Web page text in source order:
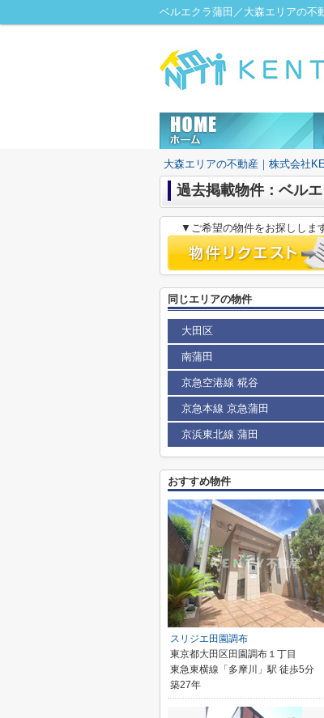
ベルエクラ蒲田／大森エリアの不
大森エリアの不動産｜株式会社
過去掲載物件：ベルエ
▼ご希望の物件をお探ししま
同じエリアの物件
大田区
南蒲田
京急空港線 糀谷
京急本線 京急蒲田
京浜東北線 蒲田
おすすめ物件
スリジエ田園調布
東京都大田区田園調布１丁目
東急東横線「多摩川」駅 徒歩5分
築27年